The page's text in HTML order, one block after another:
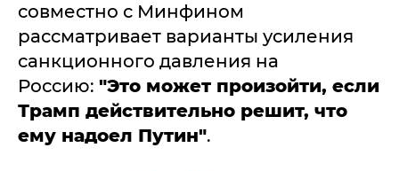
совместно с Минфином
рассматривает варианты усиления
санкционного давления на
Россию: "Это может произойти, если
Трамп действительно решит, что
ему надоел Путин".